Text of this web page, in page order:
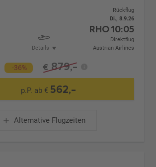
Details
Rückflug
Di., 8.9.26
RHO10:05
Direktflug
Austrian Airlines
-36% € 879,-
p.P. ab € 562,-
Alternative Flugzeiten